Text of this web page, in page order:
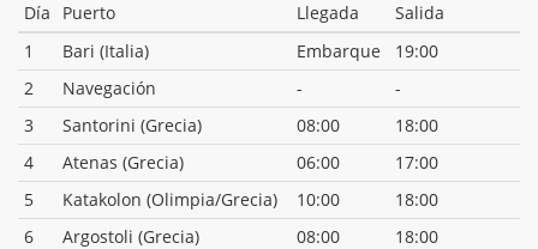
Día Puerto Llegada
Salida
1
Bari (Italia) Embarque
19:00
2
Navegación -
-
3
Santorini (Grecia) 08:00
18:00
4
Atenas (Grecia) 06:00
17:00
5
Katakolon (Olimpia/Grecia) 10:00
18:00
6
Argostoli (Grecia) 08:00
18:00